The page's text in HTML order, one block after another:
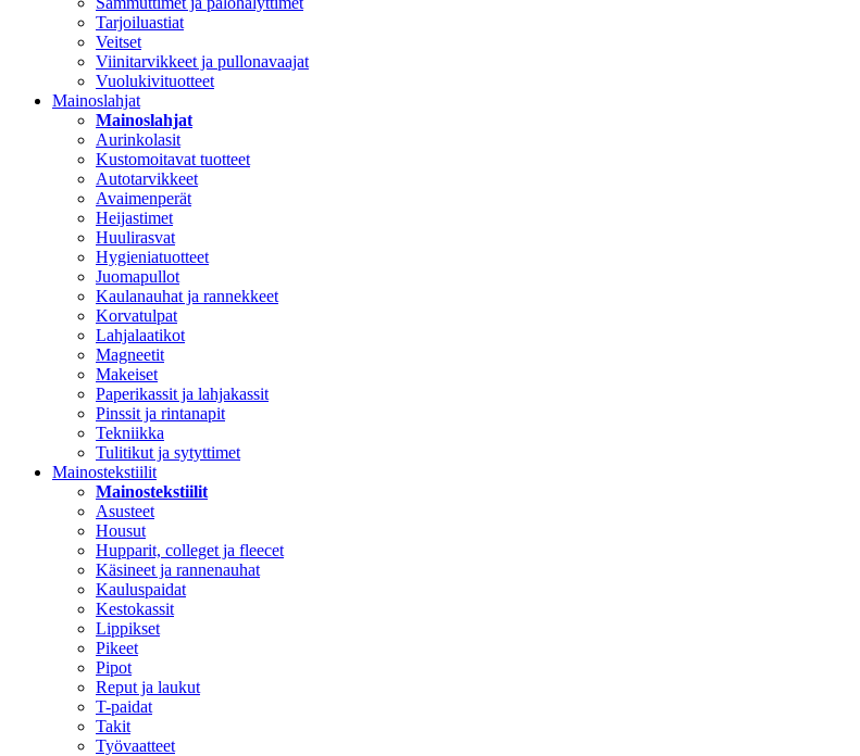
Tarjoiluastiat
Veitset
Viinitarvikkeet ja pullonavaajat
Vuolukivituotteet
Mainoslahjat
Mainoslahjat
Aurinkolasit
Kustomoitavat tuotteet
Autotarvikkeet
Avaimenperät
Heijastimet
Huulirasvat
Hygieniatuotteet
Juomapullot
Kaulanauhat ja rannekkeet
Korvatulpat
Lahjalaatikot
Magneetit
Makeiset
Paperikassit ja lahjakassit
Pinssit ja rintanapit
Tekniikka
Tulitikut ja sytyttimet
Mainostekstiilit
Mainostekstiilit
Asusteet
Housut
Hupparit, colleget ja fleecet
Käsineet ja rannenauhat
Kauluspaidat
Kestokassit
Lippikset
Pikeet
Pipot
Reput ja laukut
T-paidat
Takit
Työvaatteet